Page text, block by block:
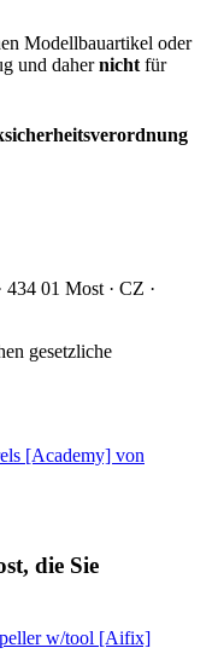
Modellbauartikel oder
und dahernicht für
434 01 Most · CZ ·
gesetzliche
[Academy] von
die Sie